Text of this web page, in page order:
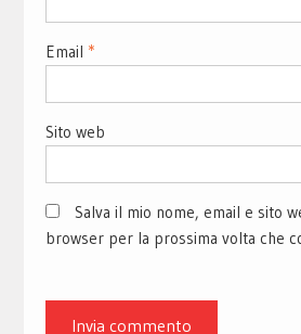
Email *
Sito web
Salva il mio nome, email e sito
browser per la prossima volta che